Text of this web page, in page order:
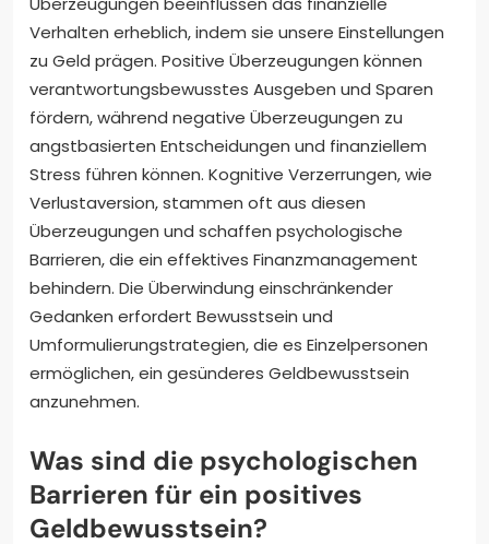
Verhalten erheblich, indem sie unsere Einstellungen
zu Geld prägen. Positive Überzeugungen können
verantwortungsbewusstes Ausgeben und Sparen
fördern, während negative Überzeugungen zu
angstbasierten Entscheidungen und finanziellem
Stress führen können. Kognitive Verzerrungen, wie
Verlustaversion, stammen oft aus diesen
Überzeugungen und schaffen psychologische
Barrieren, die ein effektives Finanzmanagement
behindern. Die Überwindung einschränkender
Gedanken erfordert Bewusstsein und
Umformulierungstrategien, die es Einzelpersonen
ermöglichen, ein gesünderes Geldbewusstsein
anzunehmen.
Was sind die psychologischen
Barrieren für ein positives
Geldbewusstsein?